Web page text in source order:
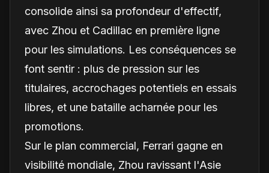
consolide ainsi sa profondeur d'effectif,
avec Zhou et Cadillac en première ligne
pour les simulations. Les conséquences se
font sentir : plus de pression sur les
titulaires, accrochages potentiels en essais
libres, et une bataille acharnée pour les
promotions.
Sur le plan commercial, Ferrari gagne en
visibilité mondiale, Zhou ravissant l'Asie